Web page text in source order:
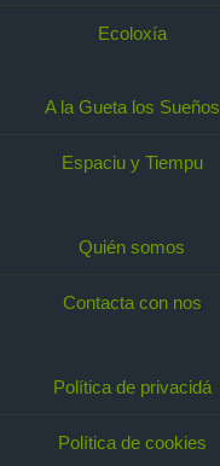
Ecoloxía
A la Gueta los Sueños
Espaciu y Tiempu
Quién somos
Contacta con nos
Política de privacidá
Política de cookies